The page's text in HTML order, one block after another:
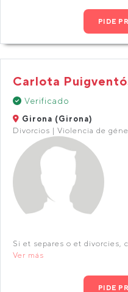
PIDE
Carlota
Verificado
Girona (Girona)
Divorcios | Violencia de
Si et separes o et divorcies,
Ver más
PIDE